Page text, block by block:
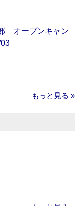
オープンキャン
もっと見る »